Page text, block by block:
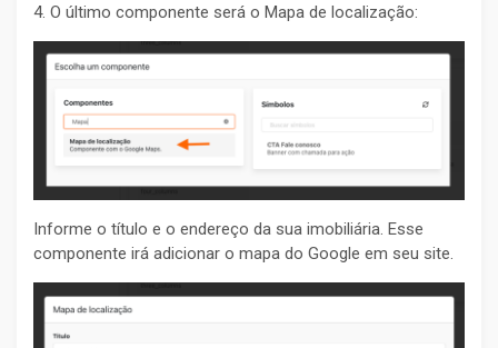
4. O último componente será o Mapa de localização:
Informe o título e o endereço da sua imobiliária. Esse
componente irá adicionar o mapa do Google em seu site.